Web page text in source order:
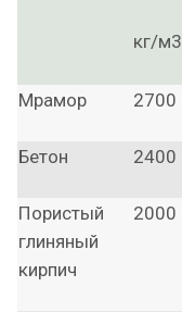
кг/м3
Мрамор 2700
Бетон 2400
Пористый
глиняный
кирпич
2000